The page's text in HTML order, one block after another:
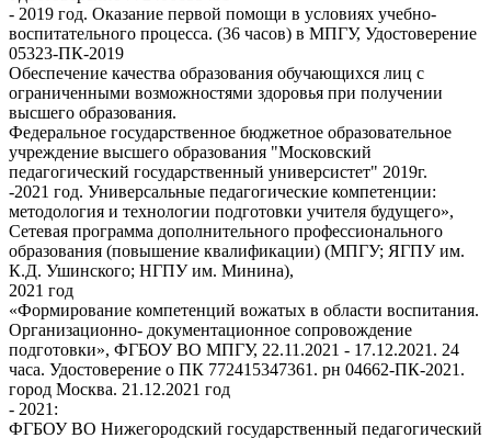
- 2019 год. Оказание первой помощи в условиях учебно-
воспитательного процесса. (36 часов) в МПГУ, Удостоверение
05323-ПК-2019
Обеспечение качества образования обучающихся лиц с
ограниченными возможностями здоровья при получении
высшего образования.
Федеральное государственное бюджетное образовательное
учреждение высшего образования "Московский
педагогический государственный универсистет" 2019г.
-2021 год. Универсальные педагогические компетенции:
методология и технологии подготовки учителя будущего»,
Сетевая программа дополнительного профессионального
образования (повышение квалификации) (МПГУ; ЯГПУ им.
К.Д. Ушинского; НГПУ им. Минина),
2021 год
«Формирование компетенций вожатых в области воспитания.
Организационно- документационное сопровождение
подготовки», ФГБОУ ВО МПГУ, 22.11.2021 - 17.12.2021. 24
часа. Удостоверение о ПК 772415347361. рн 04662-ПК-2021.
город Москва. 21.12.2021 год
- 2021:
ФГБОУ ВО Нижегородский государственный педагогический